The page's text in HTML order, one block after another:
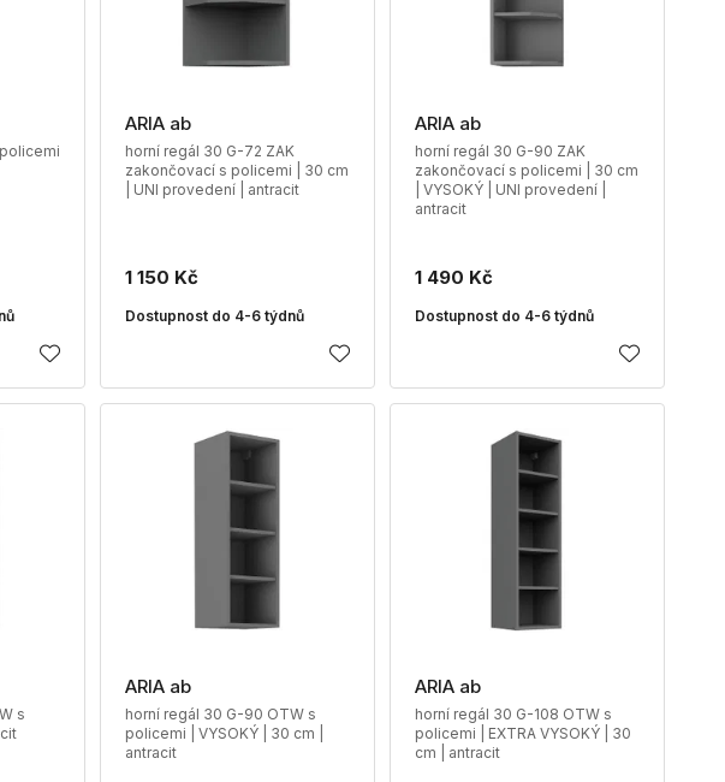
ARIA ab
horní regál 30 G-72 ZAK
zakončovací s policemi | 30 cm
| UNI provedení | antracit
1 150 Kč
Dostupnost do 4-6 týdnů
ARIA ab
horní regál 30 G-90 ZAK
zakončovací s policemi | 30 cm
| VYSOKÝ | UNI provedení |
antracit
1 490 Kč
Dostupnost do 4-6 týdnů
s
ARIA ab
horní regál 30 G-90 OTW s
policemi | VYSOKÝ | 30 cm |
antracit
ARIA ab
horní regál 30 G-108 OTW s
policemi | EXTRA VYSOKÝ | 30
cm | antracit